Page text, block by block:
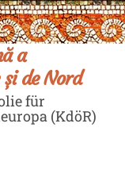
a
de Nord
für
(KdöR)